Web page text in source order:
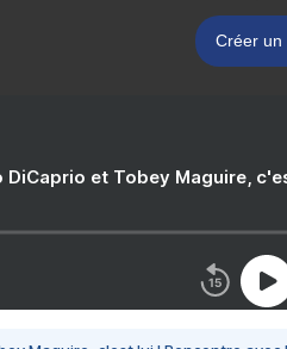
Créer un
DiCaprio et Tobey Maguire,